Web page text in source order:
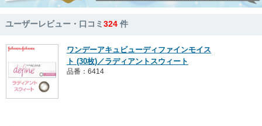
ユーザーレビュー・口コミ324 件
ワンデーアキュビューディファインモイス
ト (30枚)／ラディアントスウィート
品番：6414